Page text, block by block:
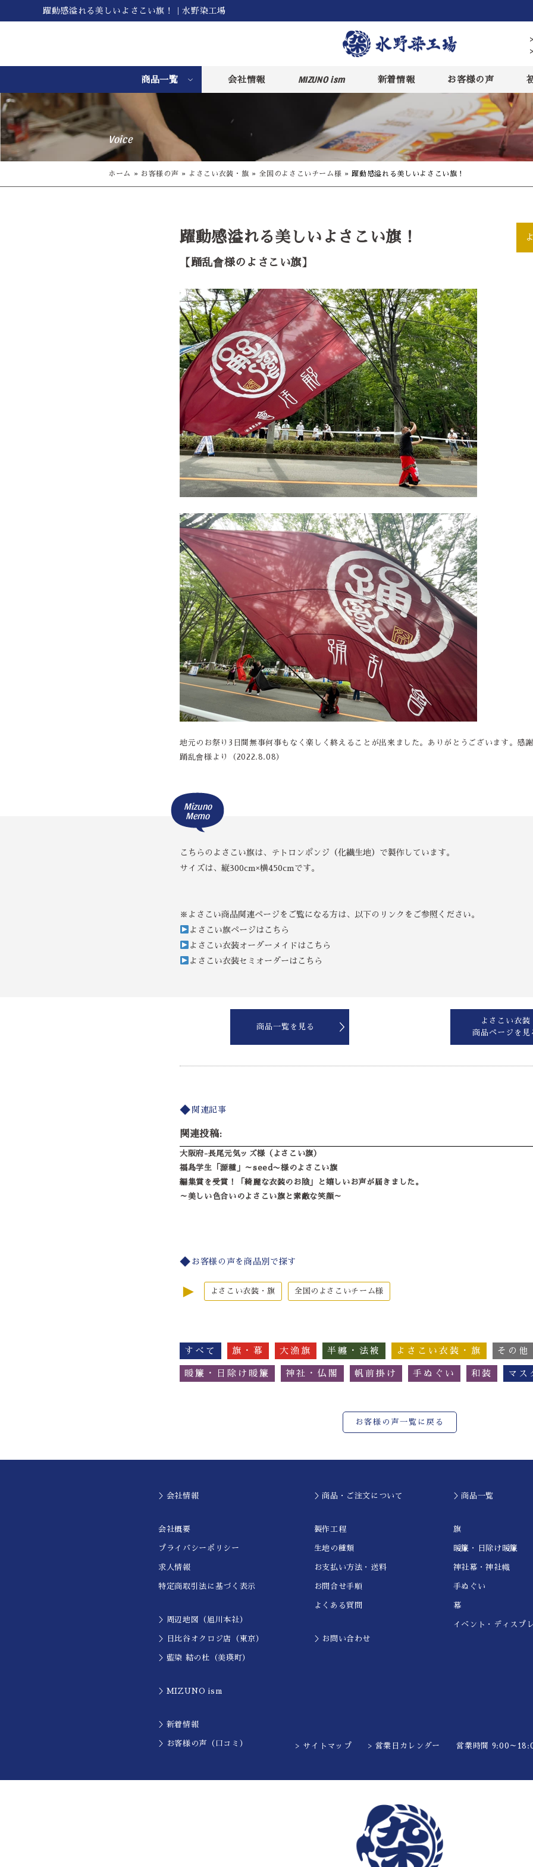
躍動感溢れる美しいよさこい旗！｜水野染工場
商品一覧 会社情報 MIZUNO ism 新着情報 お客様の声
Voice
ホーム » お客様の声 » よさこい衣装・旗 » 全国のよさこいチーム様 » 躍動感溢れる美しいよさこい旗！
躍動感溢れる美しいよさこい旗！
【踊乱會様のよさこい旗】
地元のお祭り3日間無事何事もなく楽しく終えることが出来ました。ありがとうございます。感
踊乱會様より（2022.8.08）
こちらのよさこい旗は、テトロンポンジ（化繊生地）で製作しています。
サイズは、縦300cm×横450cmです。
※よさこい商品関連ページをご覧になる方は、以下のリンクをご参照ください。
よさこい旗ページはこちら
よさこい衣装オーダーメイドはこちら
よさこい衣装セミオーダーはこちら
Mizuno
Memo
商品一覧を見る
よさこい衣装
商品ページを見
関連記事
関連投稿:
大阪府-長尾元気ッズ様（よさこい旗）
福島学生「源種」～seed〜様のよさこい旗
編集賞を受賞！「綺麗な衣装のお陰」と嬉しいお声が届きました。
～美しい色合いのよさこい旗と素敵な笑顔～
お客様の声を商品別で探す
► よさこい衣装・旗 全国のよさこいチーム様
すべて 旗・幕 大漁旗 半纏・法被 よさこい衣装・旗 その他
暖簾・日除け暖簾 神社・仏閣 帆前掛け 手ぬぐい 和装 マス
お客様の声一覧に戻る
＞会社情報
会社概要
プライバシーポリシー
求人情報
特定商取引法に基づく表示
＞周辺地図（旭川本社）
＞日比谷オクロジ店（東京）
＞藍染 結の杜（美瑛町）
＞MIZUNO ism
＞新着情報
＞お客様の声（口コミ）
＞商品・ご注文について
製作工程
生地の種類
お支払い方法・送料
お問合せ手順
よくある質問
＞お問い合わせ
＞商品一覧
旗
暖簾・日除け暖簾
神社幕・神社幟
手ぬぐい
幕
イベント・ディスプ
> サイトマップ > 営業日カレンダー 営業時間 9:00～